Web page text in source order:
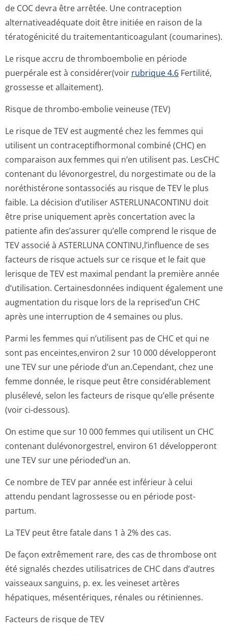
de COC devra être arrêtée. Une contraception
alternativeadéquate doit être initiée en raison de la
tératogénicité du traitementanti­coagulant (coumarines).
Le risque accru de thromboembolie en période
puerpérale est à considérer(voir rubrique 4.6 Fertilité,
grossesse et allaitement).
Risque de thrombo-embolie veineuse (TEV)
Le risque de TEV est augmenté chez les femmes qui
utilisent un contraceptifhor­monal combiné (CHC) en
comparaison aux femmes qui n’en utilisent pas. LesCHC
contenant du lévonorgestrel, du norgestimate ou de la
noréthistérone sontassociés au risque de TEV le plus
faible. La décision d’utiliser ASTERLUNACONTINU doit
être prise uniquement après concertation avec la
patiente afin des’assurer qu’elle comprend le risque de
TEV associé à ASTERLUNA CONTINU,l’influence de ses
facteurs de risque actuels sur ce risque et le fait que
lerisque de TEV est maximal pendant la première année
d’utilisation. Certainesdonnées indiquent également une
augmentation du risque lors de la reprised’un CHC
après une interruption de 4 semaines ou plus.
Parmi les femmes qui n’utilisent pas de CHC et qui ne
sont pas enceintes,environ 2 sur 10 000 dévelop­peront
une TEV sur une période d’un an.Cependant, chez une
femme donnée, le risque peut être considérablement
plusélevé, selon les facteurs de risque qu’elle présente
(voir ci-dessous).
On estime que sur 10 000 femmes qui utilisent un CHC
contenant dulévonorgestrel, environ 61 développeront
une TEV sur une périoded’un an.
Ce nombre de TEV par année est inférieur à celui
attendu pendant lagrossesse ou en période post-
partum.
La TEV peut être fatale dans 1 à 2% des cas.
De façon extrêmement rare, des cas de thrombose ont
été signalés chezdes utilisatrices de CHC dans d’autres
vaisseaux sanguins, p. ex. les veineset artères
hépatiques, mésentériques, rénales ou rétiniennes.
Facteurs de risque de TEV